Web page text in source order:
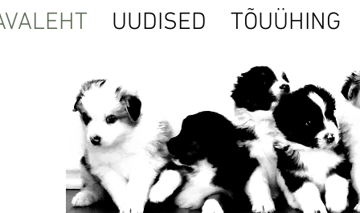
UUDISED TÕUÜHING